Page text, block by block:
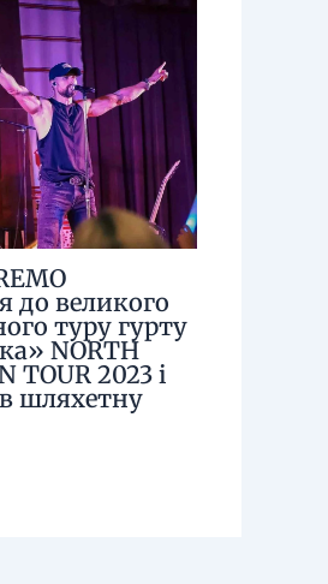
до великого
туру гурту
NORTH
TOUR 2023 і
шляхетну